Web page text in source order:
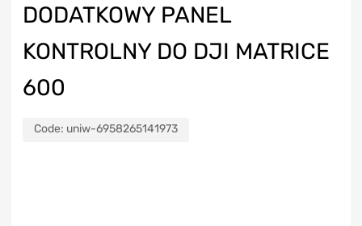
DODATKOWY PANEL
KONTROLNY DO DJI MATRICE
600
Code: uniw-6958265141973